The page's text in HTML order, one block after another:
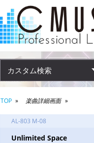
カスタム検索
TOP 楽曲詳細画面
AL-803 M-08
Unlimited Space